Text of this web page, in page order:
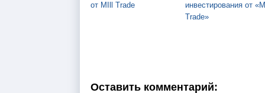
от MIll Trade
инвестирования от
Trade»
Оставить комментарий: